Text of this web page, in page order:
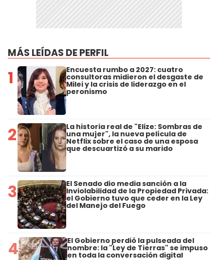
MÁS LEÍDAS DE PERFIL
1 Encuesta rumbo a 2027: cuatro
consultoras midieron el desgaste de
Milei y la crisis de liderazgo en el
peronismo
2 La historia real de "Elize: Sombras de
una mujer", la nueva película de
Netflix sobre el caso de una esposa
que descuartizó a su marido
3 El Senado dio media sanción a la
Inviolabilidad de la Propiedad Privada:
el Gobierno tuvo que ceder en la Ley
del Manejo del Fuego
4 El Gobierno perdió la pulseada del
nombre: la "Ley de Tierras" se impuso
en toda la conversación digital